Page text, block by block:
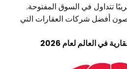
تتداول في السوق المفتوحة.
أفضل شركات العقارات التي